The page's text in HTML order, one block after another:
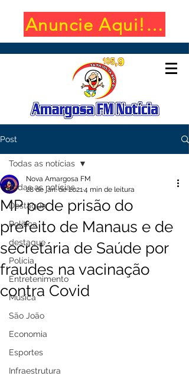
Anuncie Aqui!
Post
Todas as notícias
Destaque
Política
destaque
Polícia
Entretenimento
Música
São João
Economia
Esportes
Infraestrutura
Todas as notícias
MP pede prisão do
prefeito de Manaus e de
secretária de Saúde por
fraudes na vacinação
contra Covid
Nova Amargosa FM
28 de jan. de 20214 min de leitura